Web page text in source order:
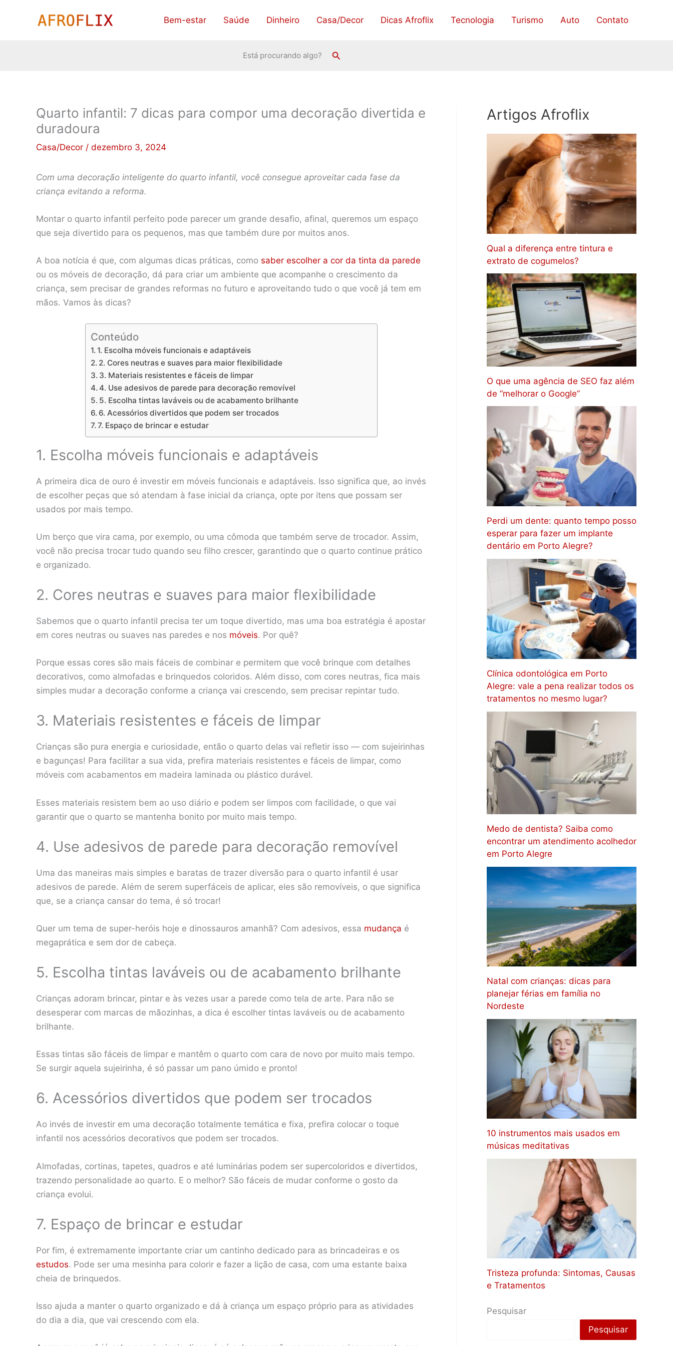
Bem-estar Saúde Dinheiro Casa/Decor Dicas Afroflix Tecnologia Turismo Auto Contato
Está procurando algo? Pesquisar
Quarto infantil: 7 dicas para compor uma decoração divertida e
duradoura
Casa/Decor / dezembro 3, 2024
Com uma decoração inteligente do quarto infantil, você consegue aproveitar cada fase da
criança evitando a reforma.
Montar o quarto infantil perfeito pode parecer um grande desafio, afinal, queremos um espaço
que seja divertido para os pequenos, mas que também dure por muitos anos.
A boa notícia é que, com algumas dicas práticas, como saber escolher a cor da tinta da parede
ou os móveis de decoração, dá para criar um ambiente que acompanhe o crescimento da
criança, sem precisar de grandes reformas no futuro e aproveitando tudo o que você já tem em
mãos. Vamos às dicas?
Conteúdo
1. Escolha móveis funcionais e adaptáveis
2. Cores neutras e suaves para maior flexibilidade
3. Materiais resistentes e fáceis de limpar
4. Use adesivos de parede para decoração removível
5. Escolha tintas laváveis ou de acabamento brilhante
6. Acessórios divertidos que podem ser trocados
7. Espaço de brincar e estudar
1. Escolha móveis funcionais e adaptáveis
A primeira dica de ouro é investir em móveis funcionais e adaptáveis. Isso significa que, ao invés
de escolher peças que só atendam à fase inicial da criança, opte por itens que possam ser
usados por mais tempo.
Um berço que vira cama, por exemplo, ou uma cômoda que também serve de trocador. Assim,
você não precisa trocar tudo quando seu filho crescer, garantindo que o quarto continue prático
e organizado.
2. Cores neutras e suaves para maior flexibilidade
Sabemos que o quarto infantil precisa ter um toque divertido, mas uma boa estratégia é apostar
em cores neutras ou suaves nas paredes e nos móveis. Por quê?
Porque essas cores são mais fáceis de combinar e permitem que você brinque com detalhes
decorativos, como almofadas e brinquedos coloridos. Além disso, com cores neutras, fica mais
simples mudar a decoração conforme a criança vai crescendo, sem precisar repintar tudo.
3. Materiais resistentes e fáceis de limpar
Crianças são pura energia e curiosidade, então o quarto delas vai refletir isso — com sujeirinhas
e bagunças! Para facilitar a sua vida, prefira materiais resistentes e fáceis de limpar, como
móveis com acabamentos em madeira laminada ou plástico durável.
Esses materiais resistem bem ao uso diário e podem ser limpos com facilidade, o que vai
garantir que o quarto se mantenha bonito por muito mais tempo.
4. Use adesivos de parede para decoração removível
Uma das maneiras mais simples e baratas de trazer diversão para o quarto infantil é usar
adesivos de parede. Além de serem superfáceis de aplicar, eles são removíveis, o que significa
que, se a criança cansar do tema, é só trocar!
Quer um tema de super-heróis hoje e dinossauros amanhã? Com adesivos, essa mudança é
megaprática e sem dor de cabeça.
5. Escolha tintas laváveis ou de acabamento brilhante
Crianças adoram brincar, pintar e às vezes usar a parede como tela de arte. Para não se
desesperar com marcas de mãozinhas, a dica é escolher tintas laváveis ou de acabamento
brilhante.
Essas tintas são fáceis de limpar e mantêm o quarto com cara de novo por muito mais tempo.
Se surgir aquela sujeirinha, é só passar um pano úmido e pronto!
6. Acessórios divertidos que podem ser trocados
Ao invés de investir em uma decoração totalmente temática e fixa, prefira colocar o toque
infantil nos acessórios decorativos que podem ser trocados.
Almofadas, cortinas, tapetes, quadros e até luminárias podem ser supercoloridos e divertidos,
trazendo personalidade ao quarto. E o melhor? São fáceis de mudar conforme o gosto da
criança evolui.
7. Espaço de brincar e estudar
Por fim, é extremamente importante criar um cantinho dedicado para as brincadeiras e os
estudos. Pode ser uma mesinha para colorir e fazer a lição de casa, com uma estante baixa
cheia de brinquedos.
Isso ajuda a manter o quarto organizado e dá à criança um espaço próprio para as atividades
do dia a dia, que vai crescendo com ela.
Artigos Afroflix
Qual a diferença entre tintura e
extrato de cogumelos?
O que uma agência de SEO faz além
de “melhorar o Google”
Perdi um dente: quanto tempo posso
esperar para fazer um implante
dentário em Porto Alegre?
Clínica odontológica em Porto
Alegre: vale a pena realizar todos os
tratamentos no mesmo lugar?
Medo de dentista? Saiba como
encontrar um atendimento acolhedor
em Porto Alegre
Natal com crianças: dicas para
planejar férias em família no
Nordeste
10 instrumentos mais usados em
músicas meditativas
Tristeza profunda: Sintomas, Causas
e Tratamentos
Pesquisar
Pesquisar